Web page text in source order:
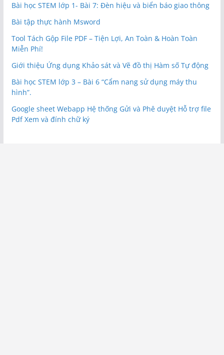
Bài học STEM lớp 1- Bài 7: Đèn hiệu và biển báo giao thông
Bài tập thực hành Msword
Tool Tách Gộp File PDF – Tiện Lợi, An Toàn & Hoàn Toàn
Miễn Phí!
Giới thiệu Ứng dụng Khảo sát và Vẽ đồ thị Hàm số Tự động
Bài học STEM lớp 3 – Bài 6 “Cẩm nang sử dụng máy thu
hình”.
Google sheet Webapp Hệ thống Gửi và Phê duyệt Hỗ trợ file
Pdf Xem và đính chữ ký